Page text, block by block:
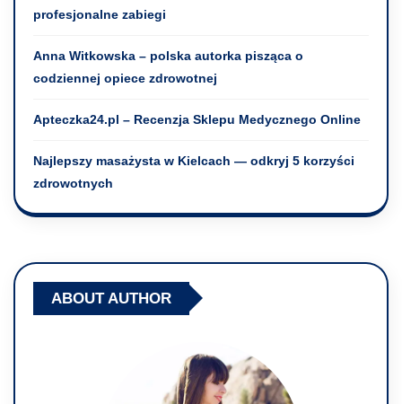
profesjonalne zabiegi
Anna Witkowska – polska autorka pisząca o
codziennej opiece zdrowotnej
Apteczka24.pl – Recenzja Sklepu Medycznego Online
Najlepszy masażysta w Kielcach — odkryj 5 korzyści
zdrowotnych
ABOUT AUTHOR